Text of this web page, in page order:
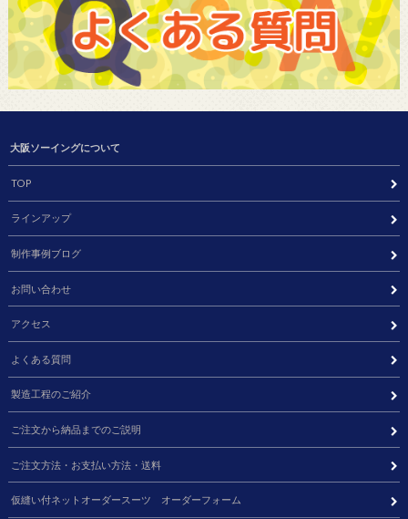
大阪ソーイングについて
TOP
ラインアップ
制作事例ブログ
お問い合わせ
アクセス
よくある質問
製造工程のご紹介
ご注文から納品までのご説明
ご注文方法・お支払い方法・送料
仮縫い付ネットオーダースーツ オーダーフォーム